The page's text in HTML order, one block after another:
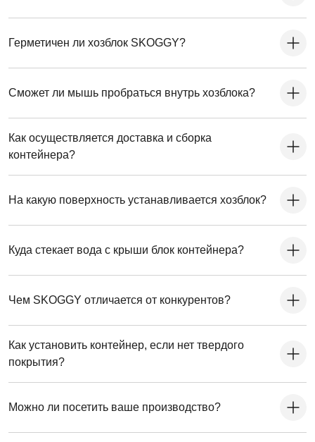
Герметичен ли хозблок SKOGGY?
Сможет ли мышь пробраться внутрь хозблока?
Как осуществляется доставка и сборка
контейнера?
На какую поверхность устанавливается хозблок?
Куда стекает вода с крыши блок контейнера?
Чем SKOGGY отличается от конкурентов?
Как установить контейнер, если нет твердого
покрытия?
Можно ли посетить ваше производство?